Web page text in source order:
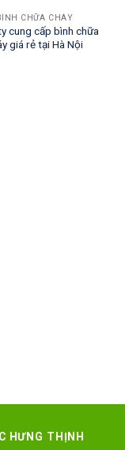
CHỮA CHÁY
cung cấp bình chữa
giá rẻ tại Hà Nội
HƯNG THỊNH